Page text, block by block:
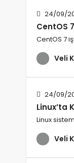
24/09/
CentOS
CentOS 7
Veli
24/09/
Linux’ta
Linux
Veli